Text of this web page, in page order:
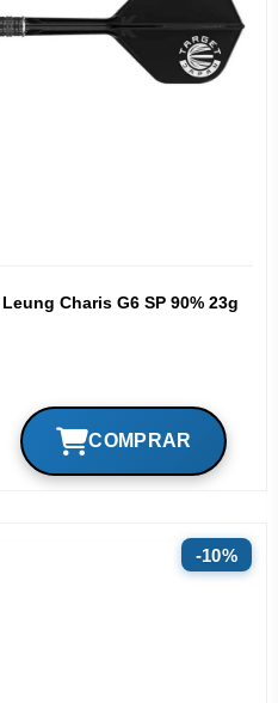
Charis G6 SP 90% 23g
10%